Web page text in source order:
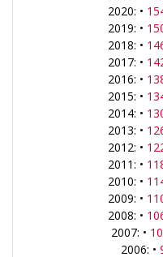
2020: •
2019: •
2018: •
2017: •
2016: •
2015: •
2014: •
2013: •
2012: •
2011: •
2010: •
2009: •
2008: •
2007: •
2006: •